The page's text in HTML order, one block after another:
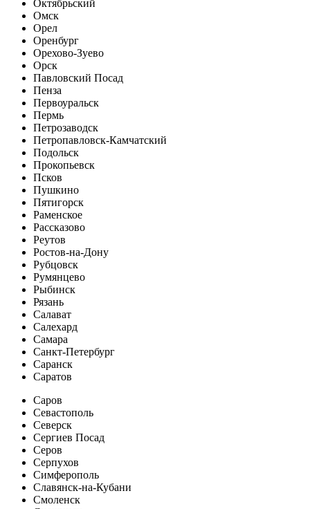
Октябрьский
Омск
Орел
Оренбург
Орехово-Зуево
Орск
Павловский Посад
Пенза
Первоуральск
Пермь
Петрозаводск
Петропавловск-Камчатский
Подольск
Прокопьевск
Псков
Пушкино
Пятигорск
Раменское
Рассказово
Реутов
Ростов-на-Дону
Рубцовск
Румянцево
Рыбинск
Рязань
Салават
Салехард
Самара
Санкт-Петербург
Саранск
Саратов
Саров
Севастополь
Северск
Сергиев Посад
Серов
Серпухов
Симферополь
Славянск-на-Кубани
Смоленск